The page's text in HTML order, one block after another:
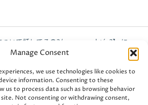
Manage Consent
we use technologies like cookies to
information. Consenting to these
us to process data such as browsing behavior
Not consenting or withdrawing consent,
ついて話してるの?/worum geht´s?】
に
アルテピナコテーク】2021年 にfujikoより
ルテピナコテーク】2021年にuser-